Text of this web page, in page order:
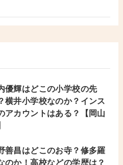
優輝はどこの小学校の先
横井小学校なのか？インス
アカウントはある？【岡山
善昌はどこのお寺？修多羅
のか！高校などの学歴は？